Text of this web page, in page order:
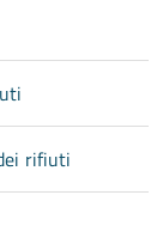
rifiuti